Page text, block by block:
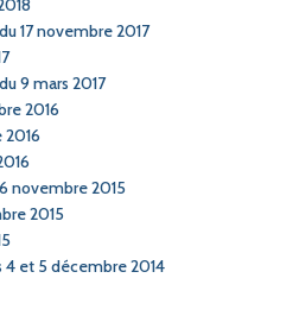
17 novembre 2017
9 mars 2017
2016
novembre 2015
2015
4 et 5 décembre 2014